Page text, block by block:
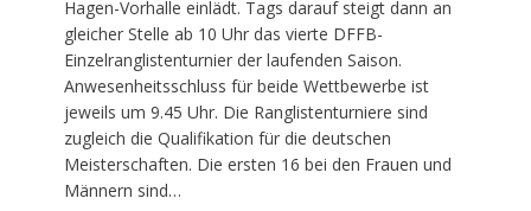
Hagen-Vorhalle einlädt. Tags darauf steigt dann an
gleicher Stelle ab 10 Uhr das vierte DFFB-
Einzelranglistenturnier der laufenden Saison.
Anwesenheitsschluss für beide Wettbewerbe ist
jeweils um 9.45 Uhr. Die Ranglistenturniere sind
zugleich die Qualifikation für die deutschen
Meisterschaften. Die ersten 16 bei den Frauen und
Männern sind…